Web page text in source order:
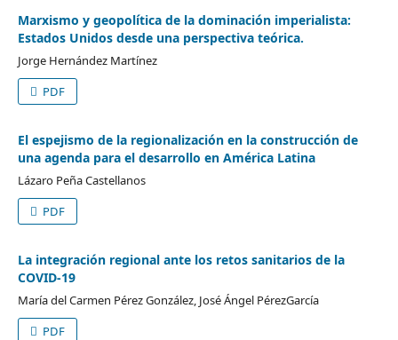
Marxismo y geopolítica de la dominación imperialista:
Estados Unidos desde una perspectiva teórica.
Jorge Hernández Martínez
PDF
El espejismo de la regionalización en la construcción de
una agenda para el desarrollo en América Latina
Lázaro Peña Castellanos
PDF
La integración regional ante los retos sanitarios de la
COVID-19
María del Carmen Pérez González, José Ángel PérezGarcía
PDF